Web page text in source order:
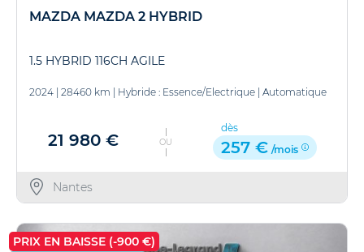
MAZDA MAZDA 2 HYBRID
1.5 HYBRID 116CH AGILE
2024 28460 km Hybride : Essence/Electrique Automatique
21 980 € OU
dès
257 € /mois
Nantes
PRIX EN BAISSE (-900 €)